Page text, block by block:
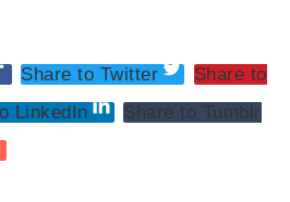
Share to Twitter
Share to
LinkedIn
Share to Tumblr